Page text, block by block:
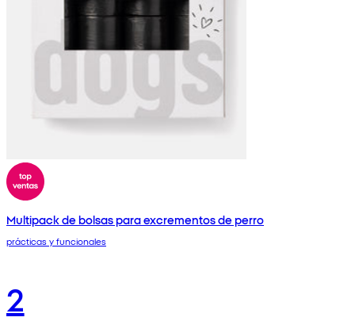
Multipack de bolsas para excrementos de perro
prácticas y funcionales
2